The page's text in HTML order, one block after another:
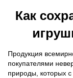
Как
Продукция
покупателями
природы, которых с